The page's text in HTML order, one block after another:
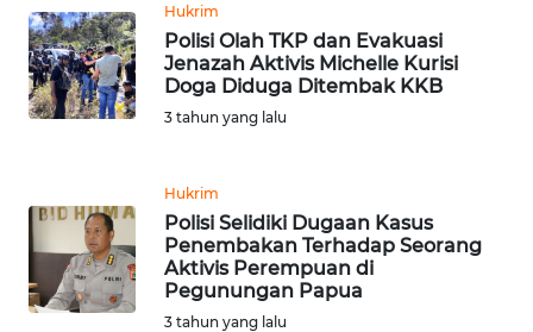
Hukrim
Polisi Olah TKP dan Evakuasi
Jenazah Aktivis Michelle Kurisi
Doga Diduga Ditembak KKB
3 tahun yang lalu
Hukrim
Polisi Selidiki Dugaan Kasus
Penembakan Terhadap Seorang
Aktivis Perempuan di
Pegunungan Papua
3 tahun yang lalu
WN
SUMBAR
WN
BENGKULU
WN
LAMPUNG